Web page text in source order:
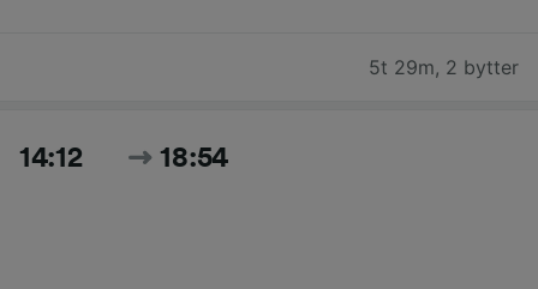
5t 29m, 2 bytter
14:12 18:54